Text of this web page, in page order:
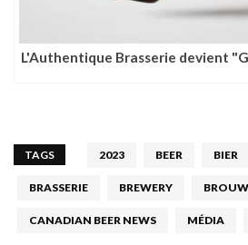
L'Authentique Brasserie devient
TAGS 2023 BEER BIER
BRASSERIE BREWERY
CANADIAN BEER NEWS MÉDIA